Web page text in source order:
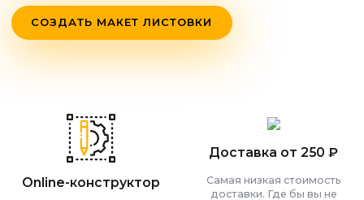
СОЗДАТЬ МАКЕТ ЛИСТОВКИ
Online-конструктор
Доставка от 250 ₽
Самая низкая стоимость
доставки. Где бы вы не